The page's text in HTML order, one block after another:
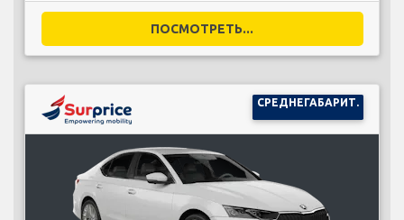
ПОСМОТРЕТЬ...
СРЕДНЕГАБАРИТ.